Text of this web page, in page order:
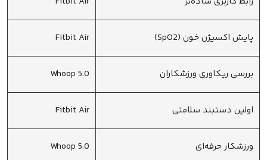
پایش اکسیژن خون (SpO2) Fitbit Air
بررسی ریکاوری ورزشکاران Whoop 5.0
اولین دستبند سلامتی Fitbit Air
ورزشکار حرفه‌ای Whoop 5.0